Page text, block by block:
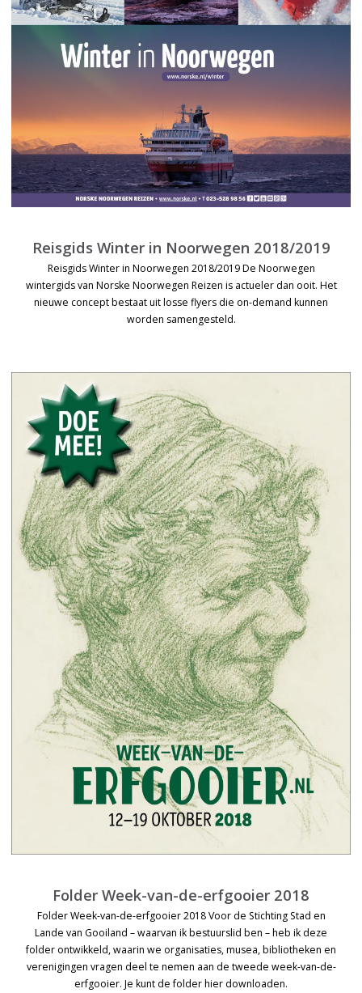
Reisgids Winter in Noorwegen 2018/2019
Reisgids Winter in Noorwegen 2018/2019 De Noorwegen
wintergids van Norske Noorwegen Reizen is actueler dan ooit. Het
nieuwe concept bestaat uit losse flyers die on-demand kunnen
worden samengesteld.
Folder Week-van-de-erfgooier 2018
Folder Week-van-de-erfgooier 2018 Voor de Stichting Stad en
Lande van Gooiland – waarvan ik bestuurslid ben – heb ik deze
folder ontwikkeld, waarin we organisaties, musea, bibliotheken en
verenigingen vragen deel te nemen aan de tweede week-van-de-
erfgooier. Je kunt de folder hier downloaden.